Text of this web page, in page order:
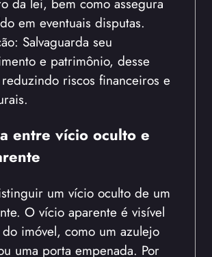
em eventuais disputas.
Salvaguarda seu
e patrimônio, desse
riscos financeiros e
entre vício oculto e
um vício oculto de um
O vício aparente é visível
imóvel, como um azulejo
uma porta empenada. Por